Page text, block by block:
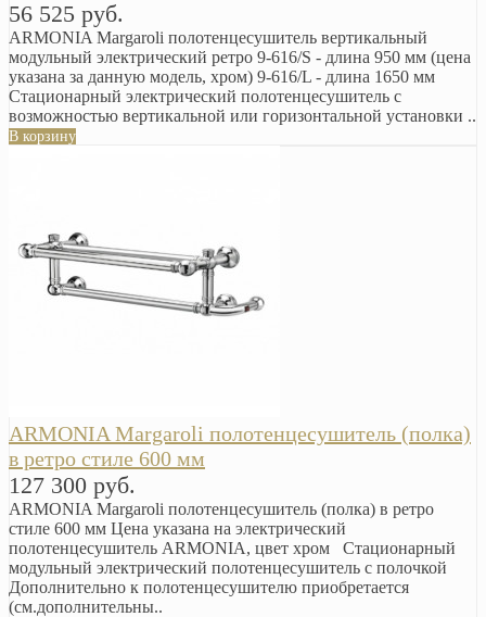
56 525 руб.
ARMONIA Margaroli полотенцесушитель вертикальный
модульный электрический ретро 9-616/S - длина 950 мм (цена
указана за данную модель, хром) 9-616/L - длина 1650 мм
Стационарный электрический полотенцесушитель с
возможностью вертикальной или горизонтальной установки ..
В корзину
ARMONIA Margaroli полотенцесушитель (полка)
в ретро стиле 600 мм
127 300 руб.
ARMONIA Margaroli полотенцесушитель (полка) в ретро
стиле 600 мм Цена указана на электрический
полотенцесушитель ARMONIA, цвет хром Стационарный
модульный электрический полотенцесушитель c полочкой
Дополнительно к полотенцесушителю приобретается
(см.дополнительны..